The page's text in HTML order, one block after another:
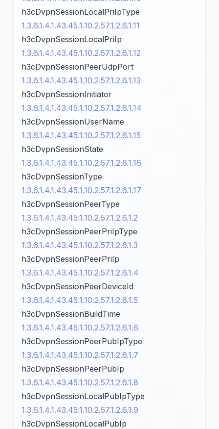
h3cDvpnSessionLocalPriIpType
1.3.6.1.4.1.43.45.1.10.2.57.1.2.6.1.11
h3cDvpnSessionLocalPriIp
1.3.6.1.4.1.43.45.1.10.2.57.1.2.6.1.12
h3cDvpnSessionPeerUdpPort
1.3.6.1.4.1.43.45.1.10.2.57.1.2.6.1.13
h3cDvpnSessionInitiator
1.3.6.1.4.1.43.45.1.10.2.57.1.2.6.1.14
h3cDvpnSessionUserName
1.3.6.1.4.1.43.45.1.10.2.57.1.2.6.1.15
h3cDvpnSessionState
1.3.6.1.4.1.43.45.1.10.2.57.1.2.6.1.16
h3cDvpnSessionType
1.3.6.1.4.1.43.45.1.10.2.57.1.2.6.1.17
h3cDvpnSessionPeerType
1.3.6.1.4.1.43.45.1.10.2.57.1.2.6.1.2
h3cDvpnSessionPeerPriIpType
1.3.6.1.4.1.43.45.1.10.2.57.1.2.6.1.3
h3cDvpnSessionPeerPriIp
1.3.6.1.4.1.43.45.1.10.2.57.1.2.6.1.4
h3cDvpnSessionPeerDeviceId
1.3.6.1.4.1.43.45.1.10.2.57.1.2.6.1.5
h3cDvpnSessionBuildTime
1.3.6.1.4.1.43.45.1.10.2.57.1.2.6.1.6
h3cDvpnSessionPeerPubIpType
1.3.6.1.4.1.43.45.1.10.2.57.1.2.6.1.7
h3cDvpnSessionPeerPubIp
1.3.6.1.4.1.43.45.1.10.2.57.1.2.6.1.8
h3cDvpnSessionLocalPubIpType
1.3.6.1.4.1.43.45.1.10.2.57.1.2.6.1.9
h3cDvpnSessionLocalPubIp